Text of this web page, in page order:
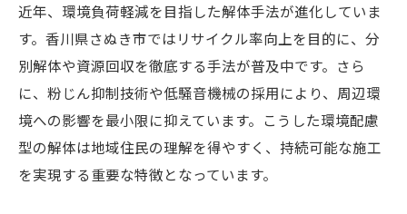
析
自動化と人の協働が解体作業にもたらす変
今後注目される解体現場の自動化技術の展
望
AI技術が変える解体作業の新常識
近年、環境負荷軽減を目指した解体手法が進化していま
す。香川県さぬき市ではリサイクル率向上を目的に、分
別解体や資源回収を徹底する手法が普及中です。さら
に、粉じん抑制技術や低騒音機械の採用により、周辺環
境への影響を最小限に抑えています。こうした環境配慮
型の解体は地域住民の理解を得やすく、持続可能な施工
を実現する重要な特徴となっています。